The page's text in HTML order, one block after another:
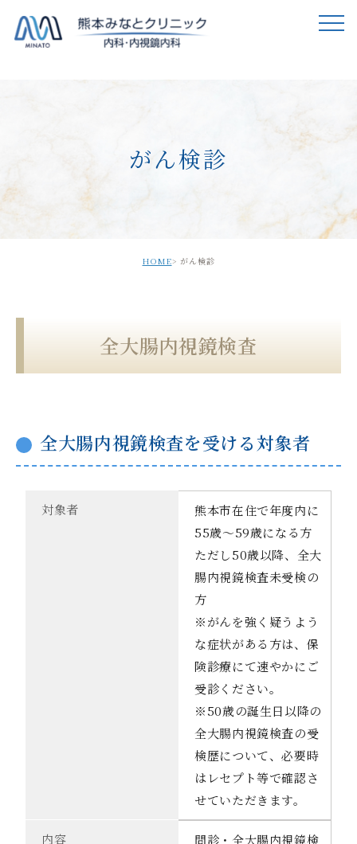
がん検診
HOME がん検診
全大腸内視鏡検査
全大腸内視鏡検査を受ける対象者
対象者
熊本市在住で年度内に
55歳～59歳になる方
ただし50歳以降、全大
腸内視鏡検査未受検の
方
※がんを強く疑うよう
な症状がある方は、保
険診療にて速やかにご
受診ください。
※50歳の誕生日以降の
全大腸内視鏡検査の受
検歴について、必要時
はレセプト等で確認さ
せていただきます。
内容
問診・全大腸内視鏡検